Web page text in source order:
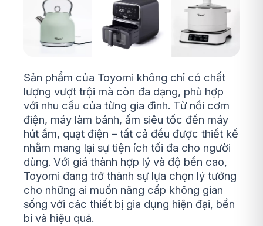
Sản phẩm của Toyomi không chỉ có chất
lượng vượt trội mà còn đa dạng, phù hợp
với nhu cầu của từng gia đình. Từ nồi cơm
điện, máy làm bánh, ấm siêu tốc đến máy
hút ẩm, quạt điện – tất cả đều được thiết kế
nhằm mang lại sự tiện ích tối đa cho người
dùng. Với giá thành hợp lý và độ bền cao,
Toyomi đang trở thành sự lựa chọn lý tưởng
cho những ai muốn nâng cấp không gian
sống với các thiết bị gia dụng hiện đại, bền
bỉ và hiệu quả.